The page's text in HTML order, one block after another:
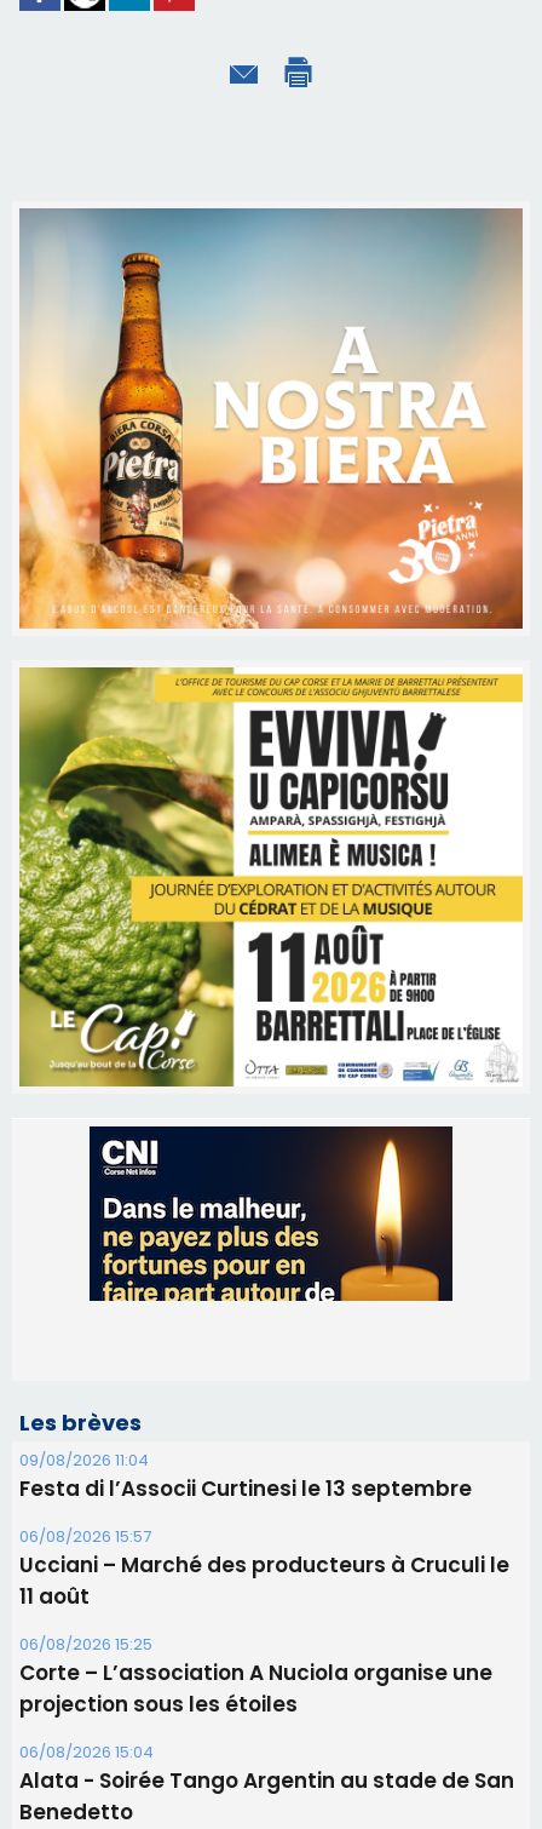
Les brèves
09/08/2026 11:04
Festa di l’Associi Curtinesi le 13 septembre
06/08/2026 15:57
Ucciani – Marché des producteurs à Cruculi le
11 août
06/08/2026 15:25
Corte – L’association A Nuciola organise une
projection sous les étoiles
06/08/2026 15:04
Alata - Soirée Tango Argentin au stade de San
Benedetto